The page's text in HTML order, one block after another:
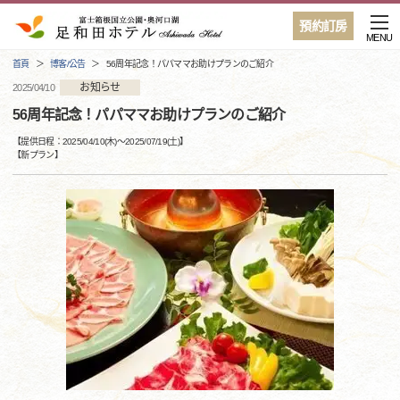
預約訂房
MENU
首頁 博客/公告 56周年記念！パパママお助けプランのご紹介
2025/04/10 お知らせ
56周年記念！パパママお助けプランのご紹介
【提供日程：2025/04/10(木)〜2025/07/19(土)】
【新プラン】